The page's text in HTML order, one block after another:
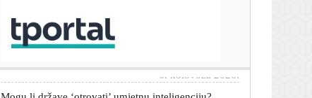
Nakon debakla na SP-u urugvajsku reprezentaciju
preuzima istinska legenda, no postoji veliki problem
Mogu li države ‘otrovati’ umjetnu inteligenciju?
Otkrivena velika operacija vezana uz rat u Gazi